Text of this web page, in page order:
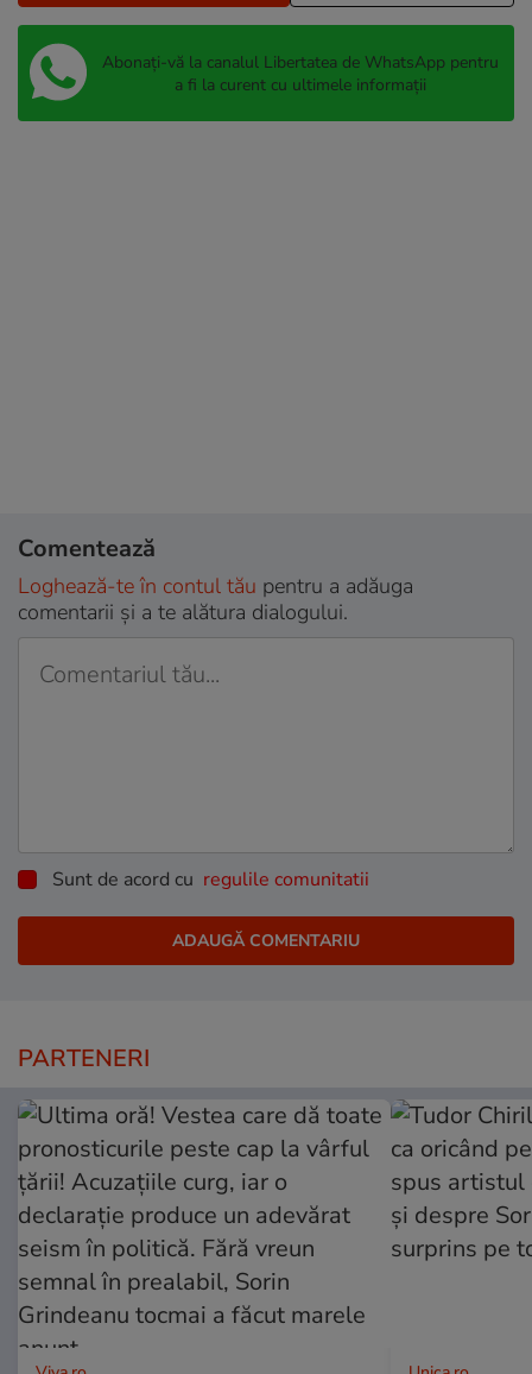
Abonați-vă la canalul Libertatea de WhatsApp pentru
a fi la curent cu ultimele informații
Comentează
Loghează-te în contul tău pentru a adăuga
comentarii și a te alătura dialogului.
Sunt de acord cu regulile comunitatii
PARTENERI